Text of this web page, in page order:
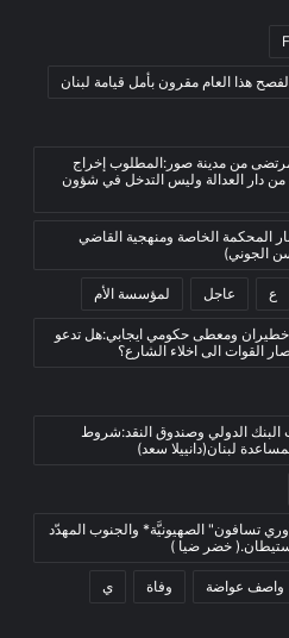
هذا العام مقرون بأمل قيامة لبنان
من مدينة صور:المطلوب إخراج
دار العدالة وليس التدخل في شؤون
المحكمة الخاصة ومنهجية القاضي
الجوني)
ع عاجل لمؤسسة الأم
ومعطى حكومي ايجابي:هل تدعو
القوات الى اخلاء الشارع؟
الدولي وصندوق النقد:شروط
لبنان(دانييلا سعد)
تسافون" الصهيونيَّة* والجنوب المهدّد
خضر ضيا )
واصف عواضة وفاة ي